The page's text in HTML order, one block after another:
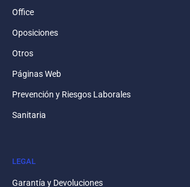
Office
Oposiciones
Otros
Páginas Web
Prevención y Riesgos Laborales
Sanitaria
LEGAL
Garantía y Devoluciones